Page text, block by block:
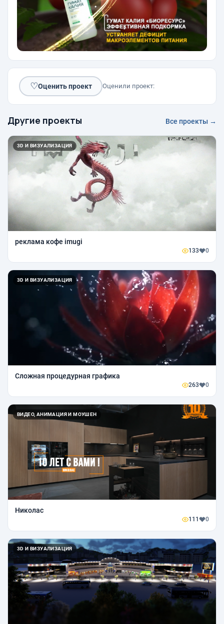
♡Оценить проект Оценили проект:
Другие проекты Все проекты →
3D И ВИЗУАЛИЗАЦИЯ
реклама кофе imugi
133 0
3D И ВИЗУАЛИЗАЦИЯ
Сложная процедурная графика
263 0
ВИДЕО, АНИМАЦИЯ И МОУШЕН
Николас
111 0
3D И ВИЗУАЛИЗАЦИЯ